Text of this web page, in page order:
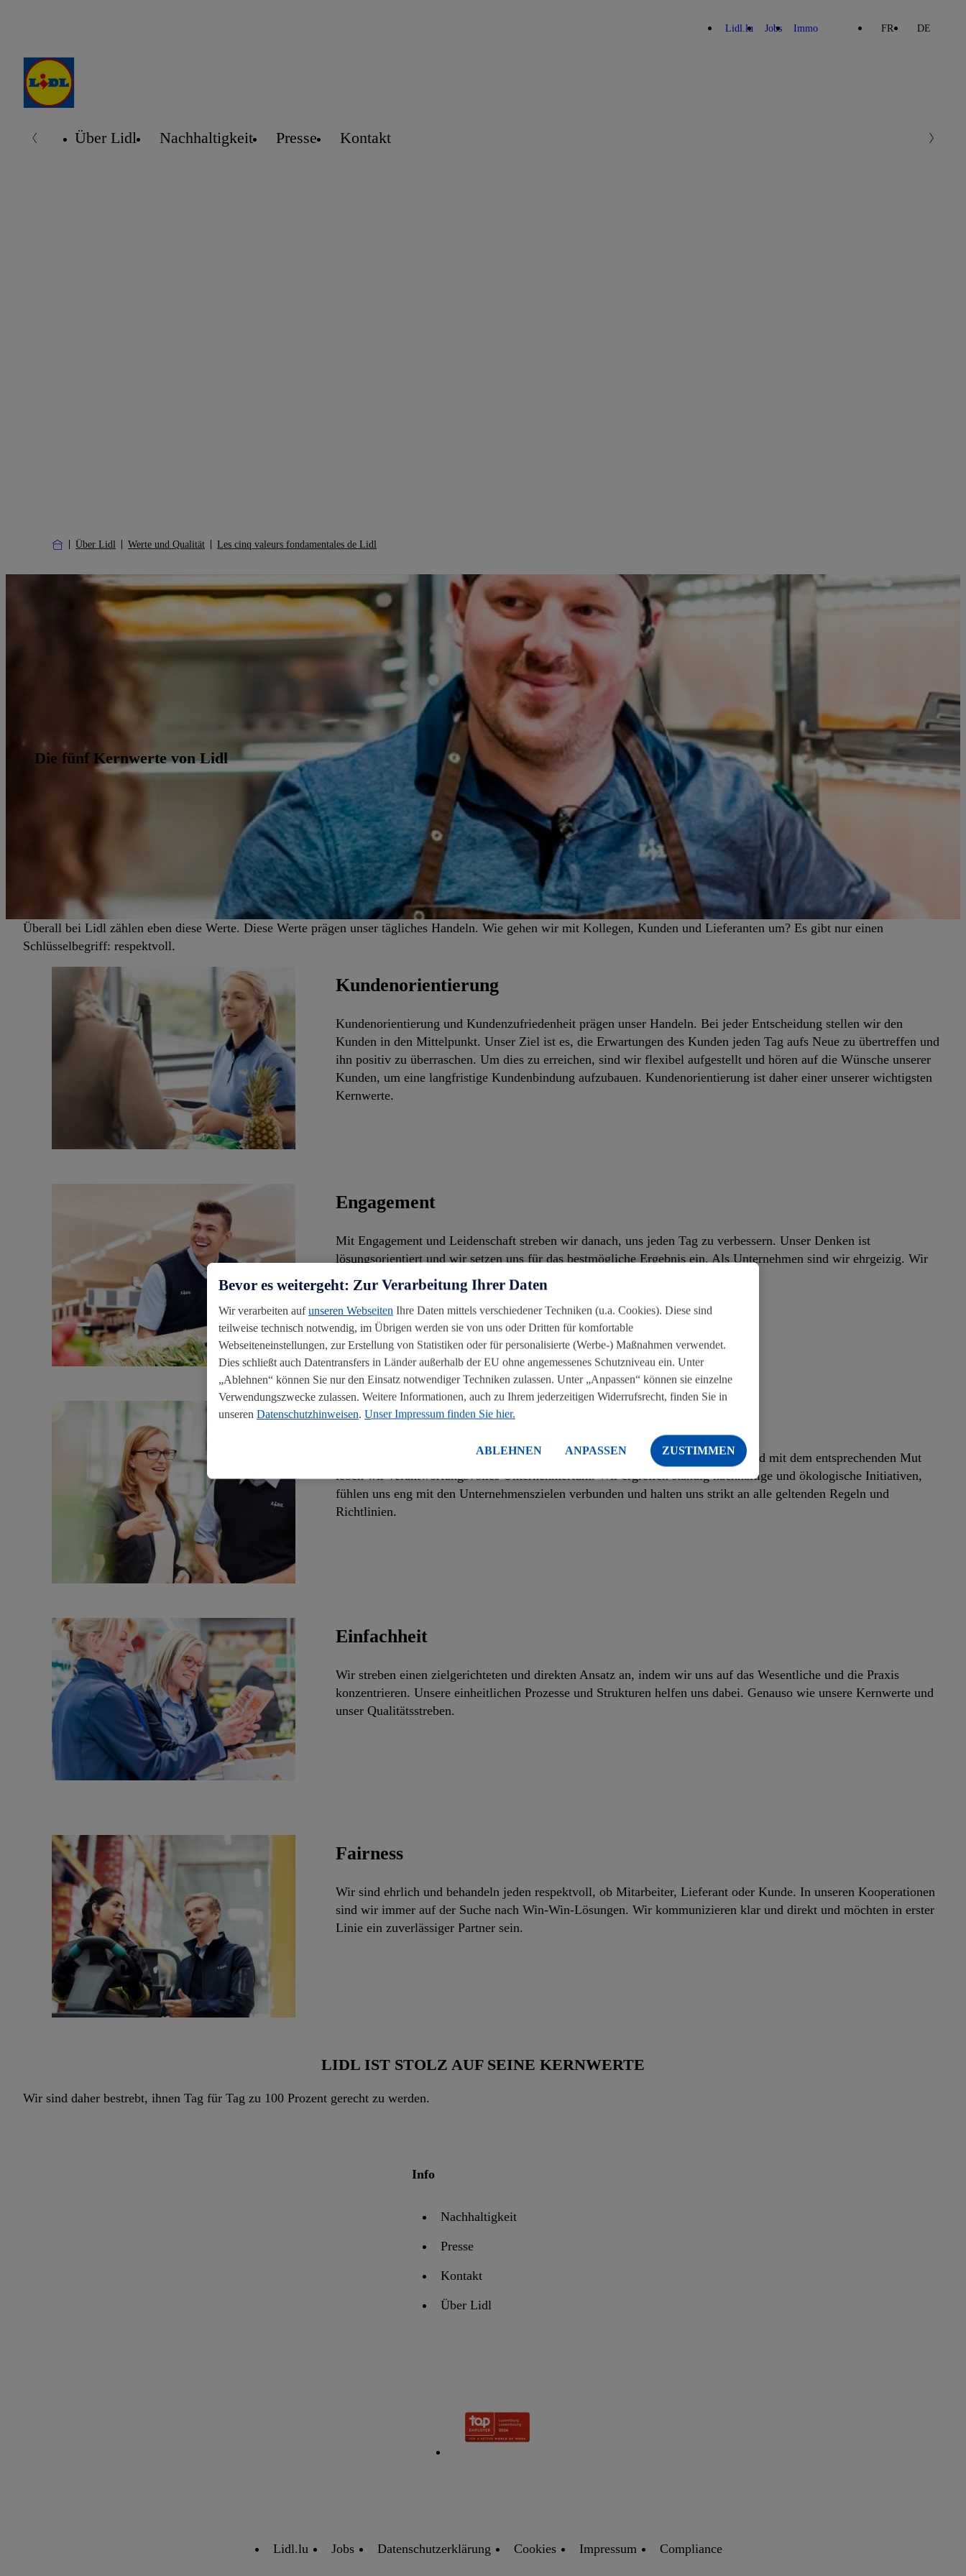
Lidl.lu Jobs Immo FR DE
Über Lidl Nachhaltigkeit Presse Kontakt
Über Lidl Werte und Qualität Les cinq valeurs fondamentales de Lidl
Die fünf Kernwerte von Lidl
Überall bei Lidl zählen eben diese Werte. Diese Werte prägen unser tägliches Handeln. Wie gehen wir mit Kollegen, Kunden und Lieferanten um? Es gibt nur einen
Schlüsselbegriff: respektvoll.
Kundenorientierung
Kundenorientierung und Kundenzufriedenheit prägen unser Handeln. Bei jeder Entscheidung stellen wir den
Kunden in den Mittelpunkt. Unser Ziel ist es, die Erwartungen des Kunden jeden Tag aufs Neue zu übertreffen und
ihn positiv zu überraschen. Um dies zu erreichen, sind wir flexibel aufgestellt und hören auf die Wünsche unserer
Kunden, um eine langfristige Kundenbindung aufzubauen. Kundenorientierung ist daher einer unserer wichtigsten
Kernwerte.
Engagement
Mit Engagement und Leidenschaft streben wir danach, uns jeden Tag zu verbessern. Unser Denken ist
lösungsorientiert und wir setzen uns für das bestmögliche Ergebnis ein. Als Unternehmen sind wir ehrgeizig. Wir
wollen immer und überall der Beste sein.
Verantwortung
Wir handeln als Team und mit der Leidenschaft eines Unternehmers. Proaktiv und mit dem entsprechenden Mut
leben wir verantwortungsvolles Unternehmertum. Wir ergreifen ständig nachhaltige und ökologische Initiativen,
fühlen uns eng mit den Unternehmenszielen verbunden und halten uns strikt an alle geltenden Regeln und
Richtlinien.
Einfachheit
Wir streben einen zielgerichteten und direkten Ansatz an, indem wir uns auf das Wesentliche und die Praxis
konzentrieren. Unsere einheitlichen Prozesse und Strukturen helfen uns dabei. Genauso wie unsere Kernwerte und
unser Qualitätsstreben.
Fairness
Wir sind ehrlich und behandeln jeden respektvoll, ob Mitarbeiter, Lieferant oder Kunde. In unseren Kooperationen
sind wir immer auf der Suche nach Win-Win-Lösungen. Wir kommunizieren klar und direkt und möchten in erster
Linie ein zuverlässiger Partner sein.
LIDL IST STOLZ AUF SEINE KERNWERTE
Wir sind daher bestrebt, ihnen Tag für Tag zu 100 Prozent gerecht zu werden.
Info
Nachhaltigkeit
Presse
Kontakt
Über Lidl
Lidl.lu Jobs Datenschutzerklärung Cookies Impressum Compliance
Bevor es weitergeht: Zur Verarbeitung Ihrer Daten
Wir verarbeiten aufunseren Webseiten Ihre Daten mittels verschiedener Techniken (u.a. Cookies). Diese sind
teilweise technisch notwendig, im Übrigen werden sie von uns oder Dritten für komfortable
Webseiteneinstellungen, zur Erstellung von Statistiken oder für personalisierte (Werbe-) Maßnahmen verwendet.
Dies schließt auch Datentransfers in Länder außerhalb der EU ohne angemessenes Schutzniveau ein. Unter
„Ablehnen“ können Sie nur den Einsatz notwendiger Techniken zulassen. Unter „Anpassen“ können sie einzelne
Verwendungszwecke zulassen. Weitere Informationen, auch zu Ihrem jederzeitigen Widerrufsrecht, finden Sie in
unseren Datenschutzhinweisen. Unser Impressum finden Sie hier.
ABLEHNEN ANPASSEN ZUSTIMMEN